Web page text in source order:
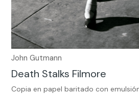
John Gutmann
Death Stalks Filmore
Copia en papel baritado con